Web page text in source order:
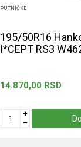
PUTNIČKE
195/50R16
I*CEPT RS3
14.870,00 RSD